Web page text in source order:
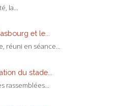
la...
et le...
réuni en séance...
du stade...
rassemblées...